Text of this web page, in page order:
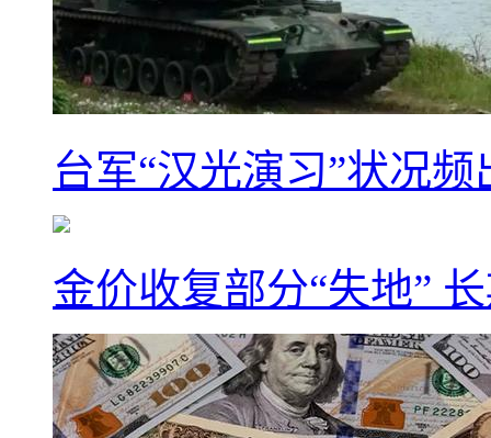
台军“汉光演习”状况
金价收复部分“失地”